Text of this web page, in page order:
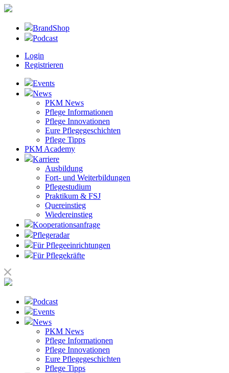
BrandShop
Podcast
Login
Registrieren
Events
News
PKM News
Pflege Informationen
Pflege Innovationen
Eure Pflegegeschichten
Pflege Tipps
PKM Academy
Karriere
Ausbildung
Fort- und Weiterbildungen
Pflegestudium
Praktikum & FSJ
Quereinstieg
Wiedereinstieg
Kooperationsanfrage
Pflegeradar
Für Pflegeeinrichtungen
Für Pflegekräfte
Podcast
Events
News
PKM News
Pflege Informationen
Pflege Innovationen
Eure Pflegegeschichten
Pflege Tipps